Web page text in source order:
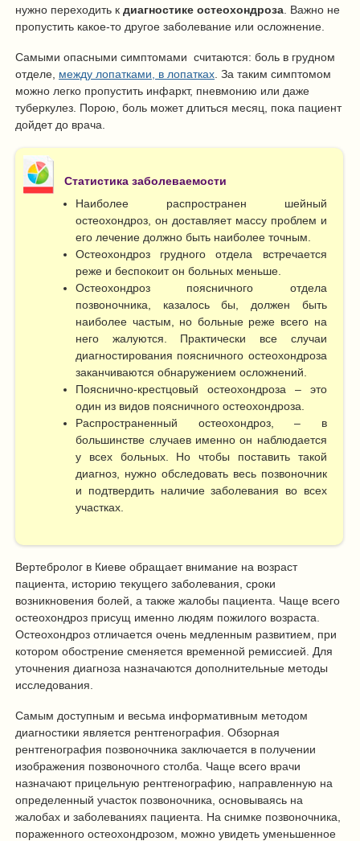
нужно переходить к диагностике остеохондроза . Важно не
пропустить какое-то другое заболевание или осложнение.
Самыми опасными симптомами считаются: боль в грудном
отделе, между лопатками, в лопатках . За таким симптомом
можно легко пропустить инфаркт, пневмонию или даже
туберкулез. Порою, боль может длиться месяц, пока пациент
дойдет до врача.
Статистика заболеваемости
Наиболее распространен шейный
остеохондроз, он доставляет массу проблем и
его лечение должно быть наиболее точным.
Остеохондроз грудного отдела встречается
реже и беспокоит он больных меньше.
Остеохондроз поясничного отдела
позвоночника, казалось бы, должен быть
наиболее частым, но больные реже всего на
него жалуются. Практически все случаи
диагностирования поясничного остеохондроза
заканчиваются обнаружением осложнений.
Пояснично-крестцовый остеохондроза – это
один из видов поясничного остеохондроза.
Распространенный остеохондроз, – в
большинстве случаев именно он наблюдается
у всех больных. Но чтобы поставить такой
диагноз, нужно обследовать весь позвоночник
и подтвердить наличие заболевания во всех
участках.
Вертебролог в Киеве обращает внимание на возраст
пациента, историю текущего заболевания, сроки
возникновения болей, а также жалобы пациента. Чаще всего
остеохондроз присущ именно людям пожилого возраста.
Остеохондроз отличается очень медленным развитием, при
котором обострение сменяется временной ремиссией. Для
уточнения диагноза назначаются дополнительные методы
исследования.
Самым доступным и весьма информативным методом
диагностики является рентгенография. Обзорная
рентгенография позвоночника заключается в получении
изображения позвоночного столба. Чаще всего врачи
назначают прицельную рентгенографию, направленную на
определенный участок позвоночника, основываясь на
жалобах и заболеваниях пациента. На снимке позвоночника,
пораженного остеохондрозом, можно увидеть уменьшенное